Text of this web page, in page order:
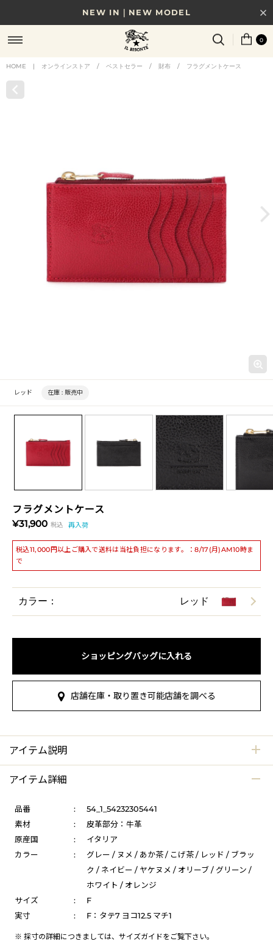
NEW IN｜NEW MODEL
8/17(月)10時まで｜税込11,000円以上で送料無料
贈る相手やシーンから選べる、新しいギフトガイド
0
HOME | オンラインストア / ベストセラー / 財布 / フラグメントケース
フラグメントケース
¥31,900 税込 再入荷
税込11,000円以上ご購入で送料は当社負担になります。：8/17(月)AM10時ま
で
レッド 在庫 : 販売中
カラー： レッド
ショッピングバッグに入れる
店舗在庫・取り置き可能店舗を調べる
アイテム説明
アイテム詳細
品番 :
54_1_54232305441
素材
:
皮革部分：牛革
原産国
:
イタリア
カラー
:
グレー / ヌメ / あか茶 / こげ茶 / レッド / ブラッ
ク / ネイビー / ヤケヌメ / オリーブ / グリーン /
ホワイト / オレンジ
サイズ
:
F
実寸
: F：タテ7 ヨコ12.5 マチ1
※ 採寸の詳細につきましては、 サイズガイドをご覧下さい。